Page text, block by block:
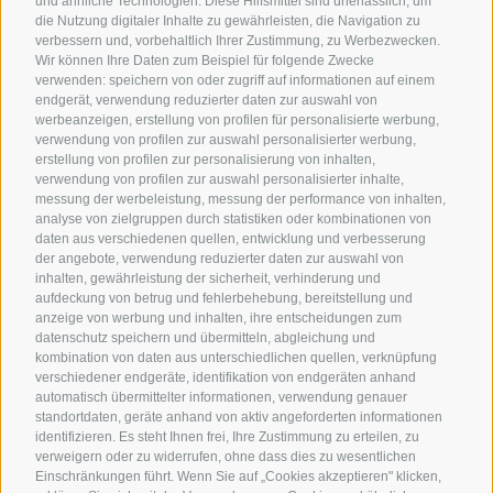
die Nutzung digitaler Inhalte zu gewährleisten, die Navigation zu
verbessern und, vorbehaltlich Ihrer Zustimmung, zu Werbezwecken.
Wir können Ihre Daten zum Beispiel für folgende Zwecke
verwenden: speichern von oder zugriff auf informationen auf einem
endgerät, verwendung reduzierter daten zur auswahl von
werbeanzeigen, erstellung von profilen für personalisierte werbung,
verwendung von profilen zur auswahl personalisierter werbung,
erstellung von profilen zur personalisierung von inhalten,
verwendung von profilen zur auswahl personalisierter inhalte,
messung der werbeleistung, messung der performance von inhalten,
analyse von zielgruppen durch statistiken oder kombinationen von
daten aus verschiedenen quellen, entwicklung und verbesserung
der angebote, verwendung reduzierter daten zur auswahl von
inhalten, gewährleistung der sicherheit, verhinderung und
aufdeckung von betrug und fehlerbehebung, bereitstellung und
anzeige von werbung und inhalten, ihre entscheidungen zum
datenschutz speichern und übermitteln, abgleichung und
kombination von daten aus unterschiedlichen quellen, verknüpfung
verschiedener endgeräte, identifikation von endgeräten anhand
automatisch übermittelter informationen, verwendung genauer
standortdaten, geräte anhand von aktiv angeforderten informationen
identifizieren. Es steht Ihnen frei, Ihre Zustimmung zu erteilen, zu
verweigern oder zu widerrufen, ohne dass dies zu wesentlichen
Einschränkungen führt. Wenn Sie auf „Cookies akzeptieren" klicken,
Gesamtbetrages werden in Rechnung gestellt.
Wir empfehlen Ihnen den Abschluss einer
Reiserücktrittsabsicherung.
La Villetta
Dolomitenstraße 23
I-39034 Toblach
IT01502170218
Tel.:+39 0474 972 101
info@la-villetta.it
CIN: IT021028A13LYKVH4Y